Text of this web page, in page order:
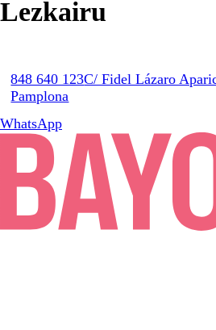
Lezkairu
848 640 123C/ Fidel Lázaro
Pamplona
WhatsApp